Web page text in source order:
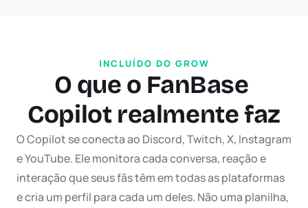
INCLUÍDO DO GROW
O que o FanBase
Copilot realmente faz
O Copilot se conecta ao Discord, Twitch, X, Instagram
e YouTube. Ele monitora cada conversa, reação e
interação que seus fãs têm em todas as plataformas
e cria um perfil para cada um deles. Não uma planilha,